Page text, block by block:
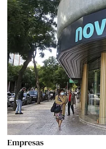
Empresas